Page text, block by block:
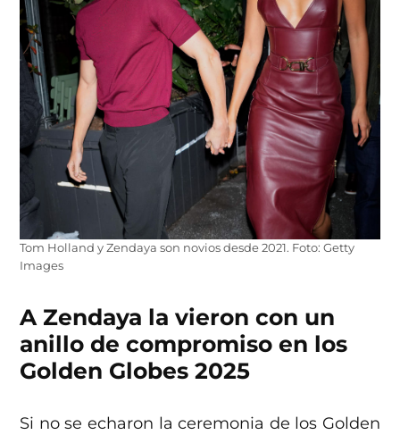
Tom Holland y Zendaya son novios desde 2021. Foto: Getty
Images
A Zendaya la vieron con un
anillo de compromiso en los
Golden Globes 2025
Si no se echaron la ceremonia de los Golden